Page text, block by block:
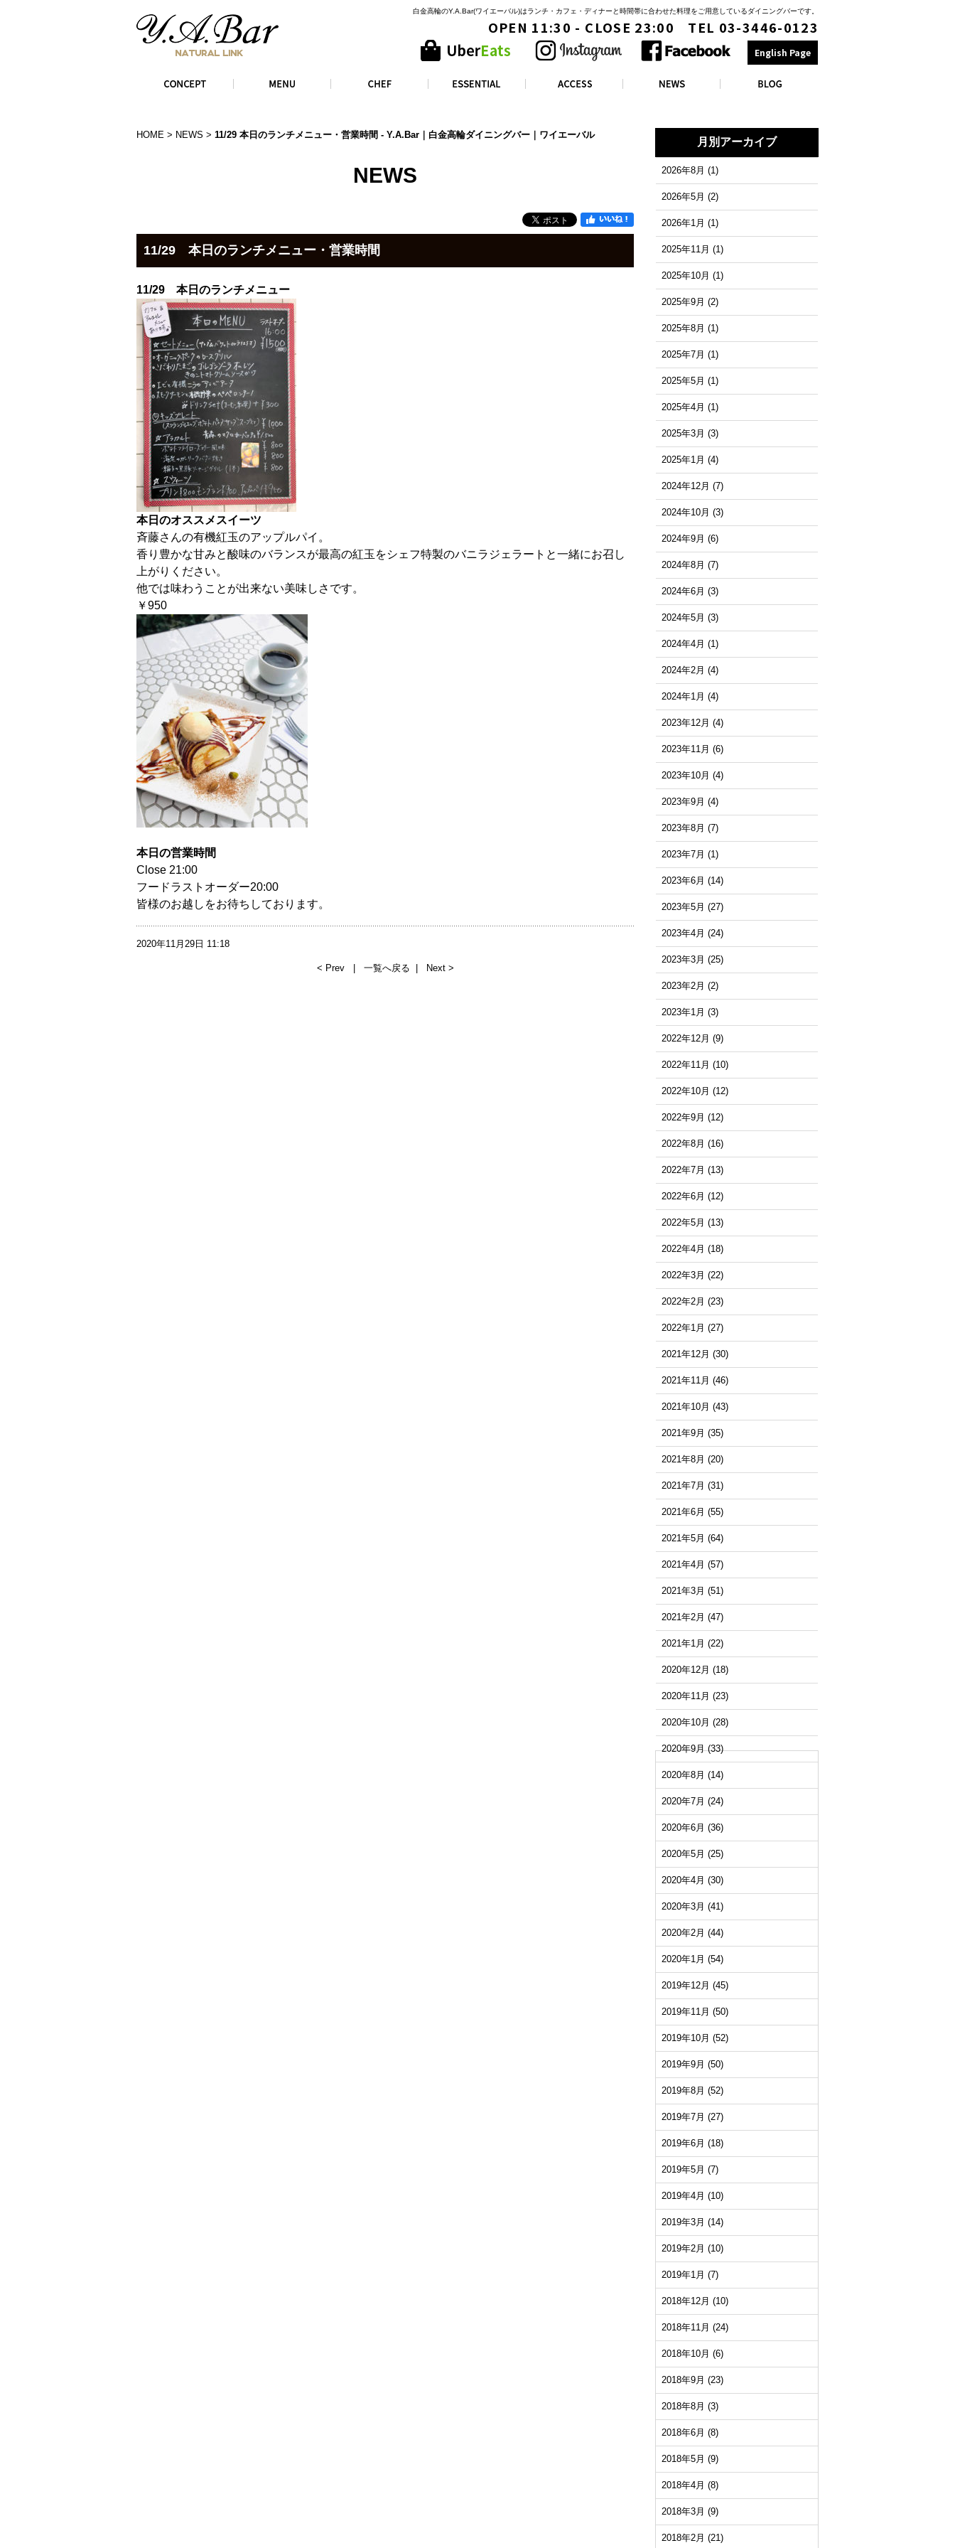
白金高輪のY.A.Bar(ワイエーバル)はランチ・カフェ・ディナーと時間帯に合わせた料理をご用意しているダイニングバーです。
OPEN 11:30 - CLOSE 23:00 TEL 03-3446-0123
English Page
月別アーカイブ
2026年8月 (1)
2026年5月 (2)
2026年1月 (1)
2025年11月 (1)
2025年10月 (1)
2025年9月 (2)
2025年8月 (1)
2025年7月 (1)
2025年5月 (1)
2025年4月 (1)
2025年3月 (3)
2025年1月 (4)
2024年12月 (7)
2024年10月 (3)
2024年9月 (6)
2024年8月 (7)
2024年6月 (3)
2024年5月 (3)
2024年4月 (1)
2024年2月 (4)
2024年1月 (4)
2023年12月 (4)
2023年11月 (6)
2023年10月 (4)
2023年9月 (4)
2023年8月 (7)
2023年7月 (1)
2023年6月 (14)
2023年5月 (27)
2023年4月 (24)
2023年3月 (25)
2023年2月 (2)
2023年1月 (3)
2022年12月 (9)
2022年11月 (10)
2022年10月 (12)
2022年9月 (12)
2022年8月 (16)
2022年7月 (13)
2022年6月 (12)
2022年5月 (13)
2022年4月 (18)
2022年3月 (22)
2022年2月 (23)
2022年1月 (27)
2021年12月 (30)
2021年11月 (46)
2021年10月 (43)
2021年9月 (35)
2021年8月 (20)
2021年7月 (31)
2021年6月 (55)
2021年5月 (64)
2021年4月 (57)
2021年3月 (51)
2021年2月 (47)
2021年1月 (22)
2020年12月 (18)
2020年11月 (23)
2020年10月 (28)
2020年9月(33)
2020年8月 (14)
2020年7月 (24)
2020年6月 (36)
2020年5月 (25)
2020年4月 (30)
2020年3月 (41)
2020年2月 (44)
2020年1月 (54)
2019年12月 (45)
2019年11月 (50)
2019年10月 (52)
2019年9月 (50)
2019年8月 (52)
2019年7月 (27)
2019年6月 (18)
2019年5月 (7)
2019年4月 (10)
2019年3月 (14)
2019年2月 (10)
2019年1月 (7)
2018年12月 (10)
2018年11月 (24)
2018年10月 (6)
2018年9月 (23)
2018年8月 (3)
2018年6月 (8)
2018年5月 (9)
2018年4月 (8)
2018年3月 (9)
2018年2月 (21)
HOME > NEWS > 11/29 本日のランチメニュー・営業時間 - Y.A.Bar｜白金高輪ダイニングバー｜ワイエーバル
NEWS
11/29 本日のランチメニュー・営業時間
11/29 本日のランチメニュー
本日のオススメスイーツ
斉藤さんの有機紅玉のアップルパイ。
香り豊かな甘みと酸味のバランスが最高の紅玉をシェフ特製のバニラジェラートと一緒にお召し
上がりください。
他では味わうことが出来ない美味しさです。
￥950
本日の営業時間
Close 21:00
フードラストオーダー20:00
皆様のお越しをお待ちしております。
2020年11月29日 11:18
< Prev 一覧へ戻る Next >